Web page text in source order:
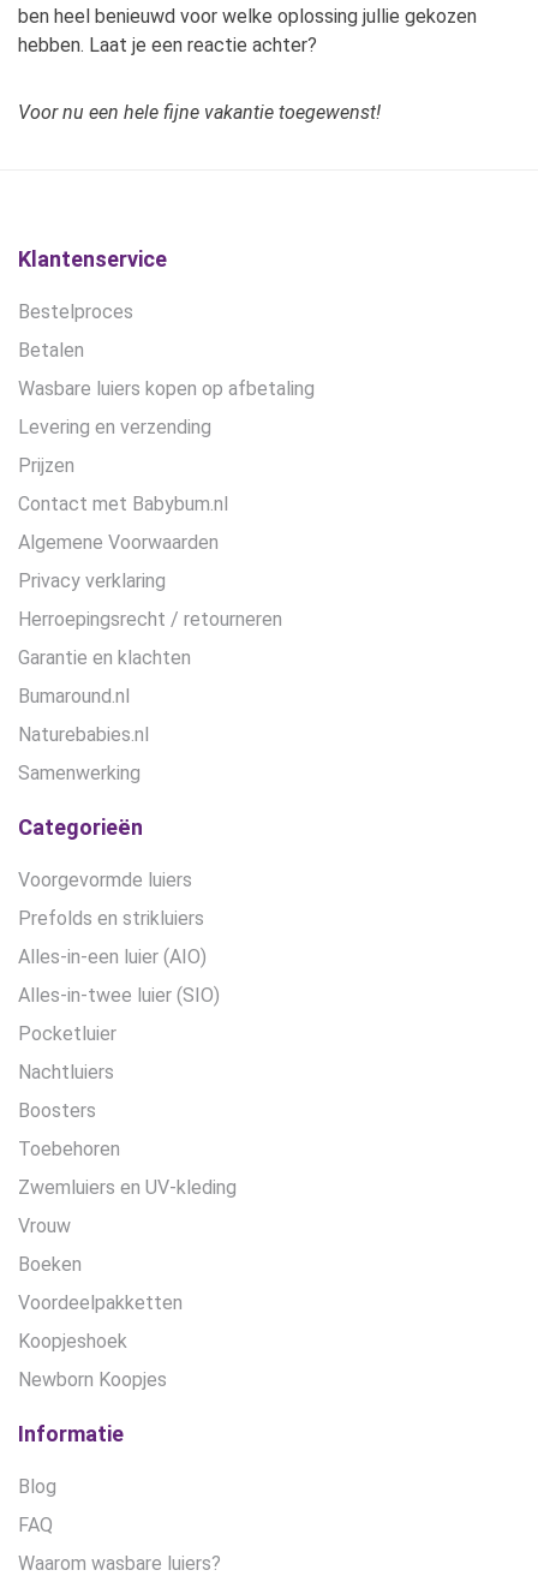
ben heel benieuwd voor welke oplossing jullie gekozen
hebben. Laat je een reactie achter?
Voor nu een hele fijne vakantie toegewenst!
Klantenservice
Bestelproces
Betalen
Wasbare luiers kopen op afbetaling
Levering en verzending
Prijzen
Contact met Babybum.nl
Algemene Voorwaarden
Privacy verklaring
Herroepingsrecht / retourneren
Garantie en klachten
Bumaround.nl
Naturebabies.nl
Samenwerking
Categorieën
Voorgevormde luiers
Prefolds en strikluiers
Alles-in-een luier (AIO)
Alles-in-twee luier (SIO)
Pocketluier
Nachtluiers
Boosters
Toebehoren
Zwemluiers en UV-kleding
Vrouw
Boeken
Voordeelpakketten
Koopjeshoek
Newborn Koopjes
Informatie
Blog
FAQ
Waarom wasbare luiers?